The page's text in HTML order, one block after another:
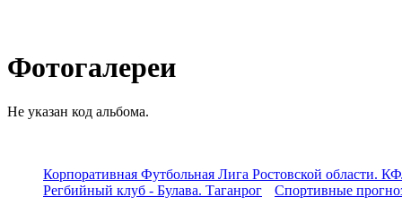
Фотогалереи
Не указан код альбома.
Корпоративная Футбольная Лига Ростовской области.
Регбийный клуб - Булава. Таганрог
Спортивные